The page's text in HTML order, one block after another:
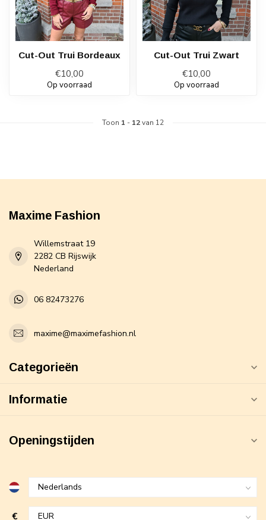
Cut-Out Trui Bordeaux
€10,00
Op voorraad
Cut-Out Trui Zwart
€10,00
Op voorraad
Toon 1 - 12van 12
Maxime Fashion
Willemstraat 19
2282 CB Rijswijk
Nederland
06 82473276
maxime@maximefashion.nl
Categorieën
Informatie
Openingstijden
€